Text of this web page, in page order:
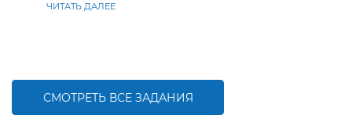
ЧИТАТЬ ДАЛЕЕ
СМОТРЕТЬ ВСЕ ЗАДАНИЯ